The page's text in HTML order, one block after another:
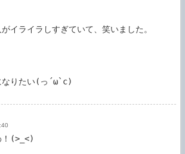
イライラしすぎていて、笑いました。
なりたい(っ´ω`c)
！(>_<)